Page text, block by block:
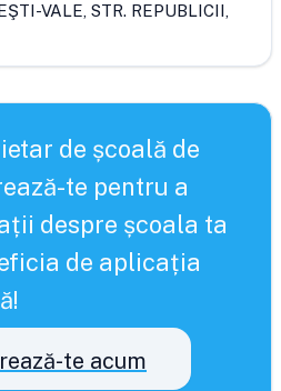
VALE, STR. REPUBLICII,
de școală de
te pentru a
despre școala ta
de aplicația
te acum